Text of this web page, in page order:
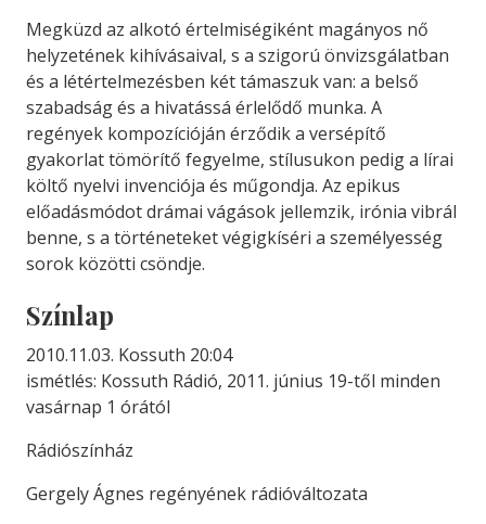
Megküzd az alkotó értelmiségiként magányos nő
helyzetének kihívásaival, s a szigorú önvizsgálatban
és a létértelmezésben két támaszuk van: a belső
szabadság és a hivatássá érlelődő munka. A
regények kompozícióján érződik a versépítő
gyakorlat tömörítő fegyelme, stílusukon pedig a lírai
költő nyelvi invenciója és műgondja. Az epikus
előadásmódot drámai vágások jellemzik, irónia vibrál
benne, s a történeteket végigkíséri a személyesség
sorok közötti csöndje.
Színlap
2010.11.03. Kossuth 20:04
ismétlés: Kossuth Rádió, 2011. június 19-től minden
vasárnap 1 órától
Rádiószínház
Gergely Ágnes regényének rádióváltozata